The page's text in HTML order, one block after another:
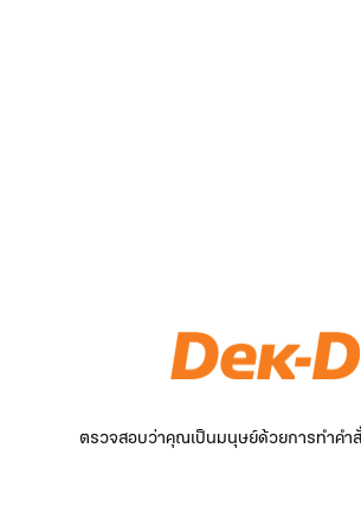
ตรวจสอบว่าคุณเป็นมนุษย์ด้วยการทำคำสั่